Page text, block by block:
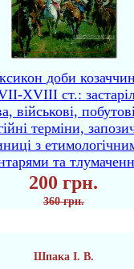
доби
XVIII ст.:
військові,
терміни,
з
та
200 грн.
360 грн.
Шпака І. В.